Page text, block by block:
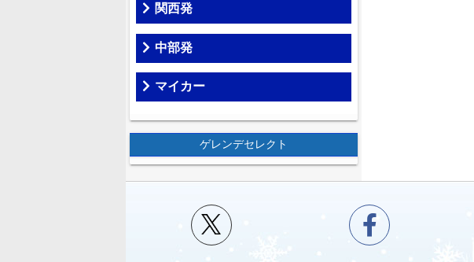
関西発
中部発
マイカー
ゲレンデセレクト